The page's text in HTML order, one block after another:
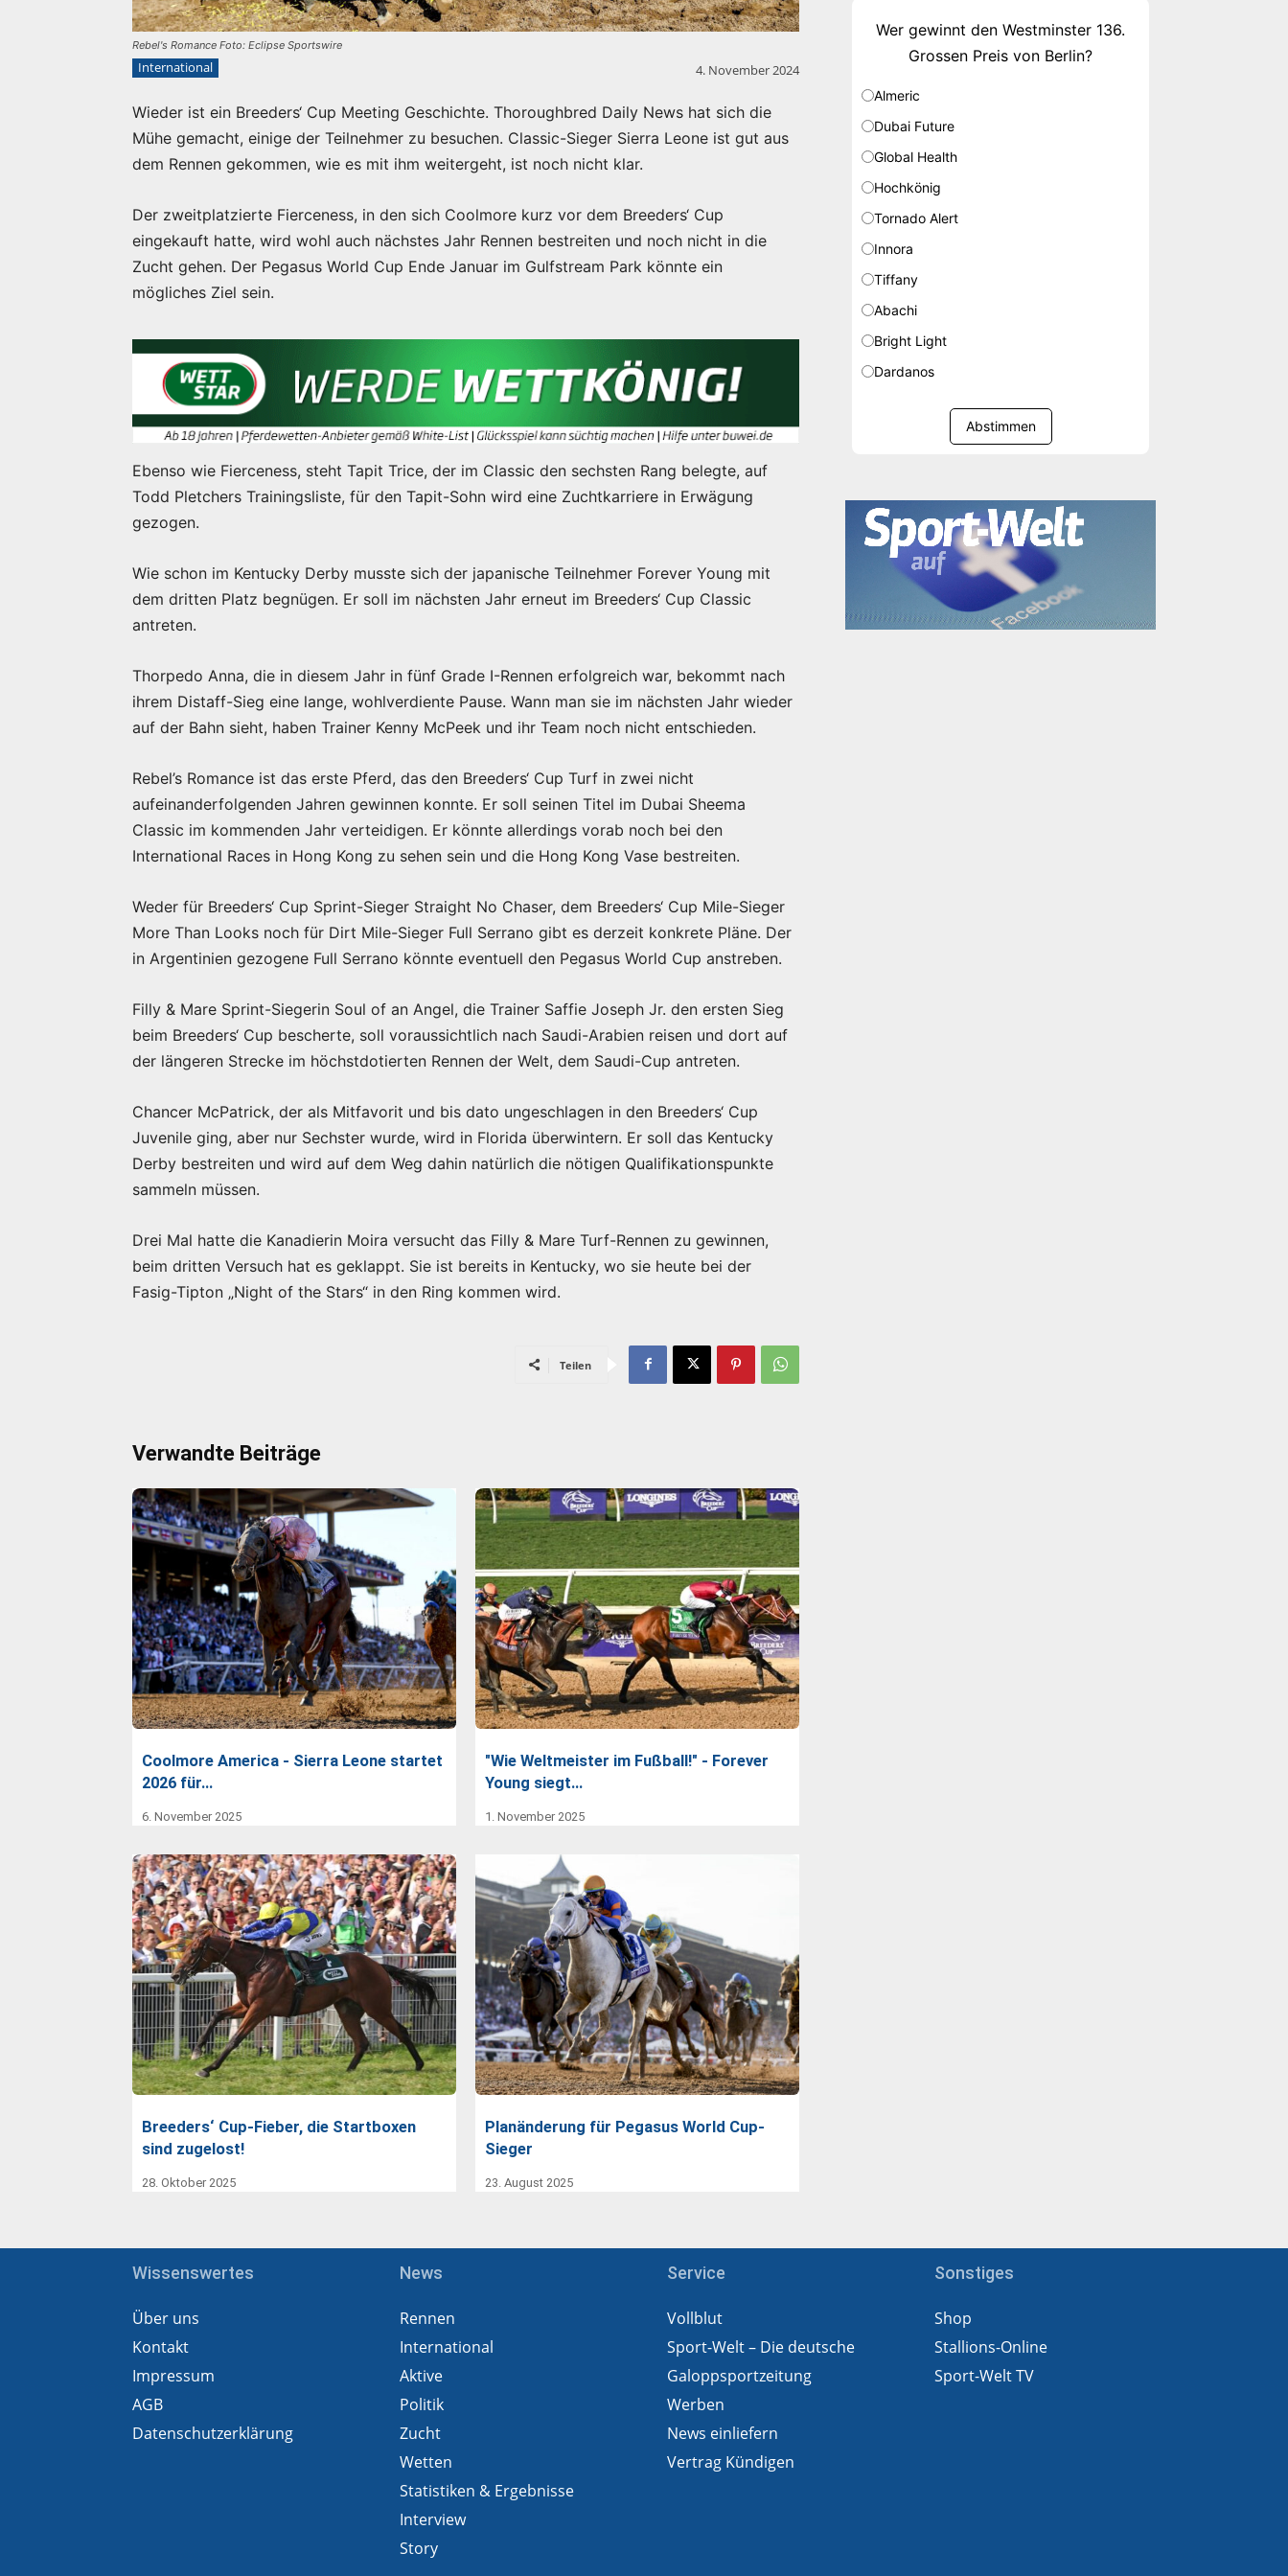
Rebel's Romance Foto: Eclipse Sportswire
International 4. November 2024
Wieder ist ein Breeders‘ Cup Meeting Geschichte. Thoroughbred Daily News hat sich die
Mühe gemacht, einige der Teilnehmer zu besuchen. Classic-Sieger Sierra Leone ist gut aus
dem Rennen gekommen, wie es mit ihm weitergeht, ist noch nicht klar.
Der zweitplatzierte Fierceness, in den sich Coolmore kurz vor dem Breeders‘ Cup
eingekauft hatte, wird wohl auch nächstes Jahr Rennen bestreiten und noch nicht in die
Zucht gehen. Der Pegasus World Cup Ende Januar im Gulfstream Park könnte ein
mögliches Ziel sein.
Ebenso wie Fierceness, steht Tapit Trice, der im Classic den sechsten Rang belegte, auf
Todd Pletchers Trainingsliste, für den Tapit-Sohn wird eine Zuchtkarriere in Erwägung
gezogen.
Wie schon im Kentucky Derby musste sich der japanische Teilnehmer Forever Young mit
dem dritten Platz begnügen. Er soll im nächsten Jahr erneut im Breeders‘ Cup Classic
antreten.
Thorpedo Anna, die in diesem Jahr in fünf Grade I-Rennen erfolgreich war, bekommt nach
ihrem Distaff-Sieg eine lange, wohlverdiente Pause. Wann man sie im nächsten Jahr wieder
auf der Bahn sieht, haben Trainer Kenny McPeek und ihr Team noch nicht entschieden.
Rebel’s Romance ist das erste Pferd, das den Breeders‘ Cup Turf in zwei nicht
aufeinanderfolgenden Jahren gewinnen konnte. Er soll seinen Titel im Dubai Sheema
Classic im kommenden Jahr verteidigen. Er könnte allerdings vorab noch bei den
International Races in Hong Kong zu sehen sein und die Hong Kong Vase bestreiten.
Weder für Breeders‘ Cup Sprint-Sieger Straight No Chaser, dem Breeders‘ Cup Mile-Sieger
More Than Looks noch für Dirt Mile-Sieger Full Serrano gibt es derzeit konkrete Pläne. Der
in Argentinien gezogene Full Serrano könnte eventuell den Pegasus World Cup anstreben.
Filly & Mare Sprint-Siegerin Soul of an Angel, die Trainer Saffie Joseph Jr. den ersten Sieg
beim Breeders‘ Cup bescherte, soll voraussichtlich nach Saudi-Arabien reisen und dort auf
der längeren Strecke im höchstdotierten Rennen der Welt, dem Saudi-Cup antreten.
Chancer McPatrick, der als Mitfavorit und bis dato ungeschlagen in den Breeders‘ Cup
Juvenile ging, aber nur Sechster wurde, wird in Florida überwintern. Er soll das Kentucky
Derby bestreiten und wird auf dem Weg dahin natürlich die nötigen Qualifikationspunkte
sammeln müssen.
Drei Mal hatte die Kanadierin Moira versucht das Filly & Mare Turf-Rennen zu gewinnen,
beim dritten Versuch hat es geklappt. Sie ist bereits in Kentucky, wo sie heute bei der
Fasig-Tipton „Night of the Stars“ in den Ring kommen wird.
Teilen
Verwandte Beiträge
Coolmore America - Sierra Leone startet
2026 für…
6. November 2025
"Wie Weltmeister im Fußball!" - Forever
Young siegt…
1. November 2025
Breeders‘ Cup-Fieber, die Startboxen
sind zugelost!
28. Oktober 2025
Planänderung für Pegasus World Cup-
Sieger
23. August 2025
Wer gewinnt den Westminster 136.
Grossen Preis von Berlin?
Almeric
Dubai Future
Global Health
Hochkönig
Tornado Alert
Innora
Tiffany
Abachi
Bright Light
Dardanos
Abstimmen
Wissenswertes
Über uns
Kontakt
Impressum
AGB
Datenschutzerklärung
News
Rennen
International
Aktive
Politik
Zucht
Wetten
Statistiken & Ergebnisse
Interview
Story
Service
Vollblut
Sport-Welt – Die deutsche
Galoppsportzeitung
Werben
News einliefern
Vertrag Kündigen
Sonstiges
Shop
Stallions-Online
Sport-Welt TV